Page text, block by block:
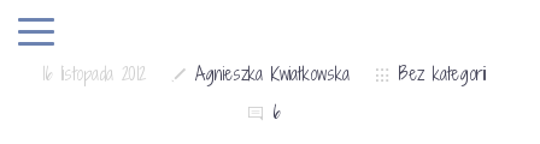
16 listopada 2012 Agnieszka Kwiatkowska
Bez kategorii
6